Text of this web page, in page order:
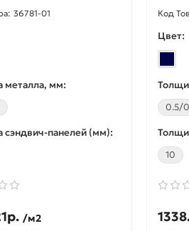
К237
Акция -
36781-01
металла, мм:
сэндвич-панелей (мм):
/м2
Цвет:
0.5/
10